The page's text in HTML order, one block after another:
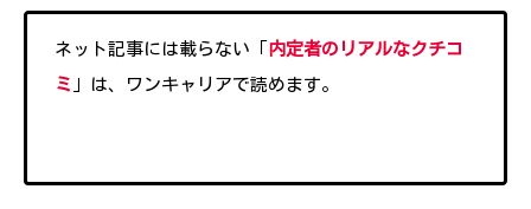
ネット記事には載らない「
内定者のリアルなクチコ
ミ 」は、ワンキャリアで読めます。